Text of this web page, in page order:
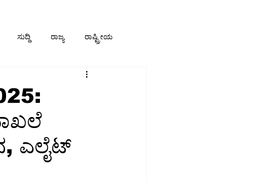
ಸುದ್ದಿ ರಾಜ್ಯ ರಾಷ್ಟ್ರೀಯ
ಸಾಮಾಜಿಕ ಮಾಧ್ಯಮ
ಶಿಕ್ಷಣ-ಉದ್ಯೋಗ
ಎಲೈಟ್